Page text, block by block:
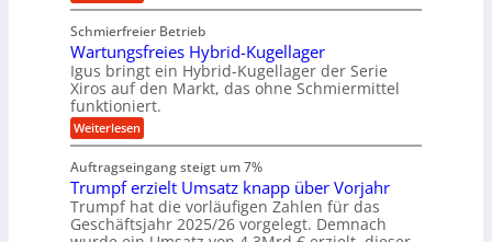
b
u
n
g
e
n
n
b
e
w
e
g
u
n
g
e
e
n
d
M
a
s
c
h
i
e
n
b
a
u
z
e
u
g
k
r
e
i
s
a
u
f
K
g
e
l
s
c
h
i
e
e
n
f
ü
h
Schmierfreier Betrieb
Wartungsfreies Hybrid-Kugellager
Igus bringt ein Hybrid-Kugellager der Serie
Xiros auf den Markt, das ohne Schmiermittel
funktioniert.
Weiterlesen:
W
r
t
u
n
g
Auftragseingang steigt um 7%
Trumpf erzielt Umsatz knapp über Vorjahr
Trumpf hat die vorläufigen Zahlen für das
Geschäftsjahr 2025/26 vorgelegt. Demnach